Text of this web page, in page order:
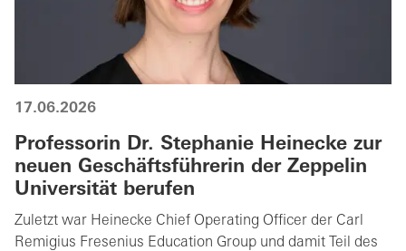
17.06.2026
Professorin Dr. Stephanie Heinecke zur
neuen Geschäftsführerin der Zeppelin
Universität berufen
Zuletzt war Heinecke Chief Operating Officer der Carl
Remigius Fresenius Education Group und damit Teil des